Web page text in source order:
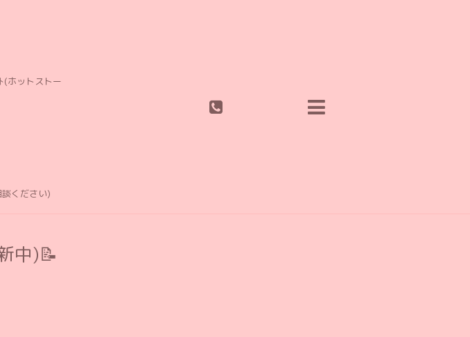
(ホットストー
ください)
中)📝